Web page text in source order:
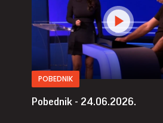
POBEDNIK
Pobednik - 24.06.2026.